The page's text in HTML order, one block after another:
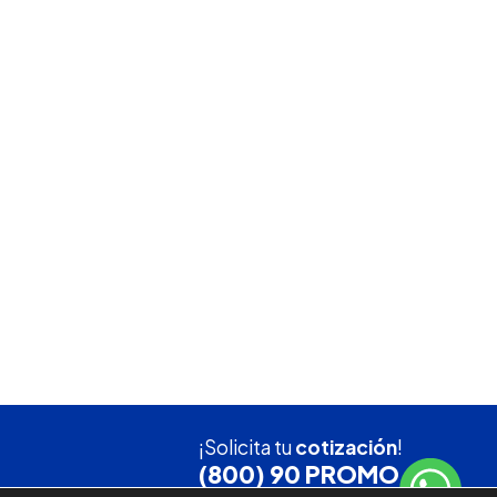
¡Solicita tucotización!
(800) 90 PROMO